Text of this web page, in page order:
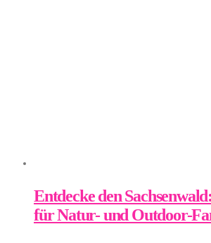
Entdecke den
für Natur- und Outdoor-